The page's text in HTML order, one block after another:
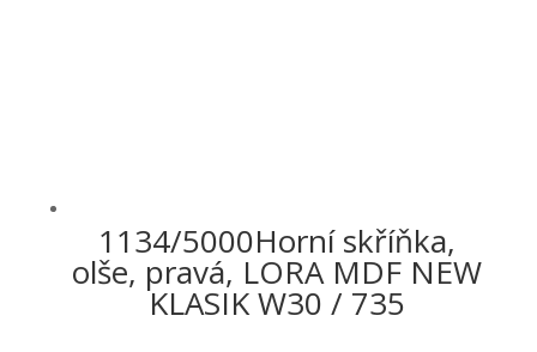
1134/5000Horní skříňka,
olše, pravá, LORA MDF NEW
KLASIK W30 / 735